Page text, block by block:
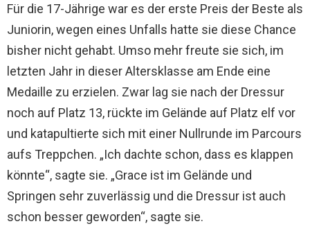
Für die 17-Jährige war es der erste Preis der Beste als
Juniorin, wegen eines Unfalls hatte sie diese Chance
bisher nicht gehabt. Umso mehr freute sie sich, im
letzten Jahr in dieser Altersklasse am Ende eine
Medaille zu erzielen. Zwar lag sie nach der Dressur
noch auf Platz 13, rückte im Gelände auf Platz elf vor
und katapultierte sich mit einer Nullrunde im Parcours
aufs Treppchen. „Ich dachte schon, dass es klappen
könnte“, sagte sie. „Grace ist im Gelände und
Springen sehr zuverlässig und die Dressur ist auch
schon besser geworden“, sagte sie.